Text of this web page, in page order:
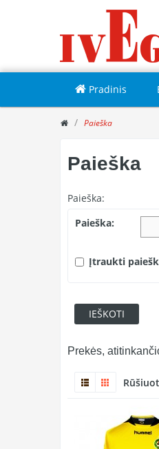
Pradinis
Paieška
Paieška
Paieška:
Paieška:
Įtraukti
Prekės,